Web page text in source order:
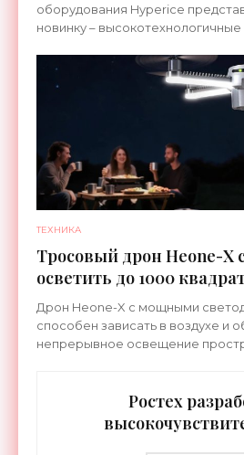
оборудования Hyperice
новинку –
ТЕХНИКА
Тросовый дрон Heone-X
осветить до 1000
земли - «Беспилотники»
Дрон Heone-X с мощными
способен зависать в воздухе и
непрерывное освещение
Ростех